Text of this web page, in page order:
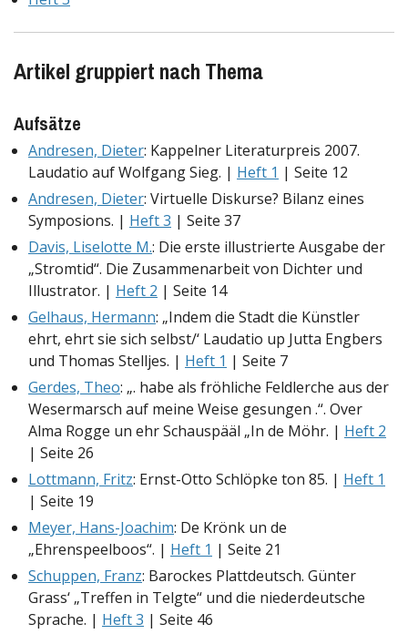
Artikel gruppiert nach Thema
Aufsätze
Andresen, Dieter: Kappelner Literaturpreis 2007.
Laudatio auf Wolfgang Sieg. | Heft 1 | Seite 12
Andresen, Dieter: Virtuelle Diskurse? Bilanz eines
Symposions. | Heft 3 | Seite 37
Davis, Liselotte M.: Die erste illustrierte Ausgabe der
„Stromtid“. Die Zusammenarbeit von Dichter und
Illustrator. | Heft 2 | Seite 14
Gelhaus, Hermann: „Indem die Stadt die Künstler
ehrt, ehrt sie sich selbst/‘ Laudatio up Jutta Engbers
und Thomas Stelljes. | Heft 1 | Seite 7
Gerdes, Theo: „. habe als fröhliche Feldlerche aus der
Wesermarsch auf meine Weise gesungen .“. Over
Alma Rogge un ehr Schauspääl „In de Möhr. | Heft 2
| Seite 26
Lottmann, Fritz: Ernst-Otto Schlöpke ton 85. | Heft 1
| Seite 19
Meyer, Hans-Joachim: De Krönk un de
„Ehrenspeelboos“. | Heft 1 | Seite 21
Schuppen, Franz: Barockes Plattdeutsch. Günter
Grass‘ „Treffen in Telgte“ und die niederdeutsche
Sprache. | Heft 3 | Seite 46